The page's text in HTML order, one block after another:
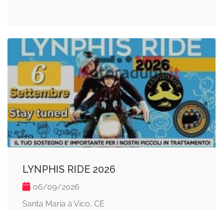
LYNPHIS RIDE 2026
06/09/2026
Santa Maria a Vico, CE